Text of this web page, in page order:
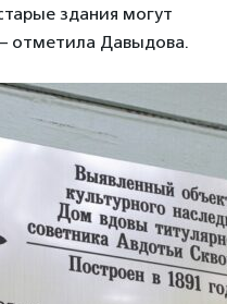
здания могут
отметила Давыдова.